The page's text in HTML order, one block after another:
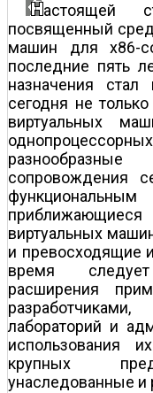
астоящей
посвященный
машин для x86-
последние пять
назначения
сегодня не
виртуальных
сопровождения
виртуальных
и превосходящие
время
расширения
лабораторий и
использования
крупных
унаследованные